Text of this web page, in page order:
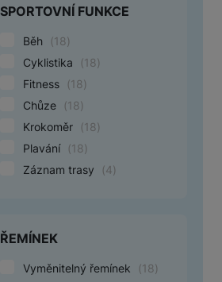
SPORTOVNÍ FUNKCE
Běh (18)
Cyklistika
(18)
Fitness
(18)
Chůze
(18)
Krokoměr
(18)
Plavání (18)
Záznam trasy
(4)
ŘEMÍNEK
Vyměnitelný řemínek (18)